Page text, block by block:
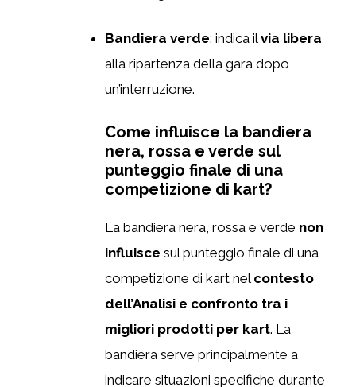
Bandiera verde: indica ilvia libera
alla ripartenza della gara dopo
un’interruzione.
Come influisce la bandiera
nera, rossa e verde sul
punteggio finale di una
competizione di kart?
La bandiera nera, rossa e verde non
influisce sul punteggio finale di una
competizione di kart nel contesto
dell’Analisi e confronto tra i
migliori prodotti per kart. La
bandiera serve principalmente a
indicare situazioni specifiche durante